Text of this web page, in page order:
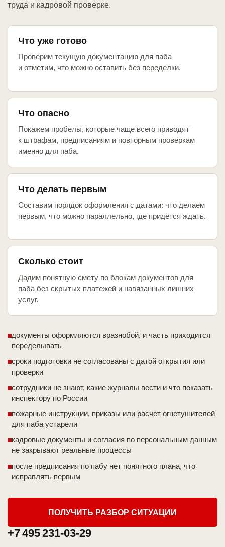
труда и кадровой проверке.
Что уже готово
Проверим текущую документацию для паба
и отметим, что можно оставить без переделки.
Что опасно
Покажем пробелы, которые чаще всего приводят
к штрафам, предписаниям и повторным проверкам
именно для паба.
Что делать первым
Составим порядок оформления с датами: что делаем
первым, что можно параллельно, где придётся ждать.
Сколько стоит
Дадим понятную смету по блокам документов для
паба без скрытых платежей и навязанных лишних
услуг.
документы оформляются вразнобой, и часть приходится
переделывать
сроки подготовки не согласованы с датой открытия или
проверки
сотрудники не знают, какие журналы вести и что показать
инспектору по России
пожарные инструкции, приказы или расчет огнетушителей
для паба устарели
кадровые документы и согласия по персональным данным
не закрывают реальные процессы
после предписания по пабу нет понятного плана, что
исправлять первым
ПОЛУЧИТЬ РАЗБОР СИТУАЦИИ
+7 495 231-03-29